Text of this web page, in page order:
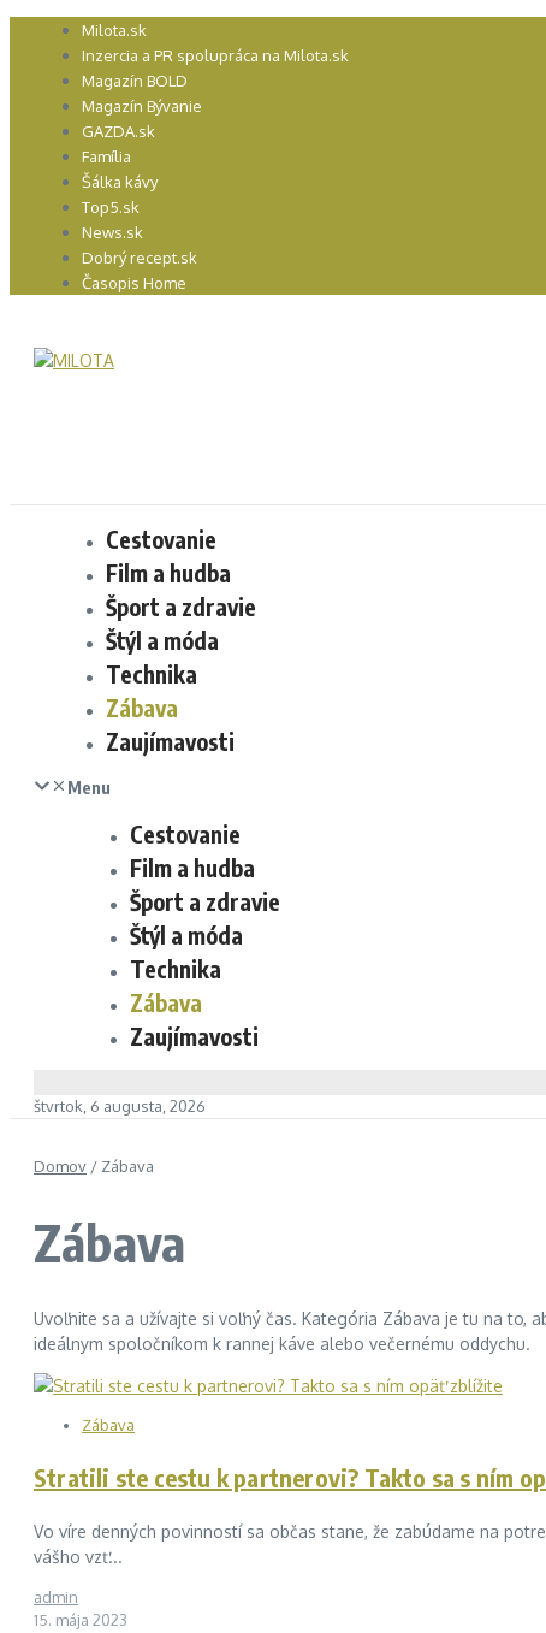
Preskočiť Milota.sk
Inzercia a PR spolupráca na Milota.sk
Magazín BOLD
Magazín Bývanie
GAZDA.sk
Família
Šálka kávy
Top5.sk
News.sk
Dobrý recept.sk
Časopis Home
Cestovanie
Film a hudba
Šport a zdravie
Štýl a móda
Technika
Zábava
Zaujímavosti
Menu
Cestovanie
Film a hudba
Šport a zdravie
Štýl a móda
Technika
Zábava
Zaujímavosti
štvrtok, 6 augusta, 2026
Domov / Zábava
Zábava
Uvoľnite sa a užívajte si voľný čas. Kategória Zábava je tu na to,
ideálnym spoločníkom k rannej káve alebo večernému oddychu.
Zábava
Stratili ste cestu k partnerovi? Takto sa s ním
Vo víre denných povinností sa občas stane, že zabúdame na
vášho vzť...
admin
15. mája 2023